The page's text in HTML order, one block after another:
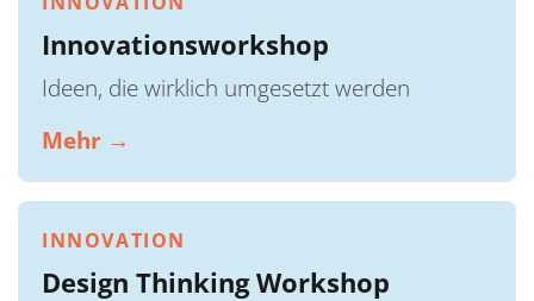
Innovationsworkshop
Ideen, die wirklich umgesetzt werden
Mehr →
INNOVATION
Design Thinking Workshop